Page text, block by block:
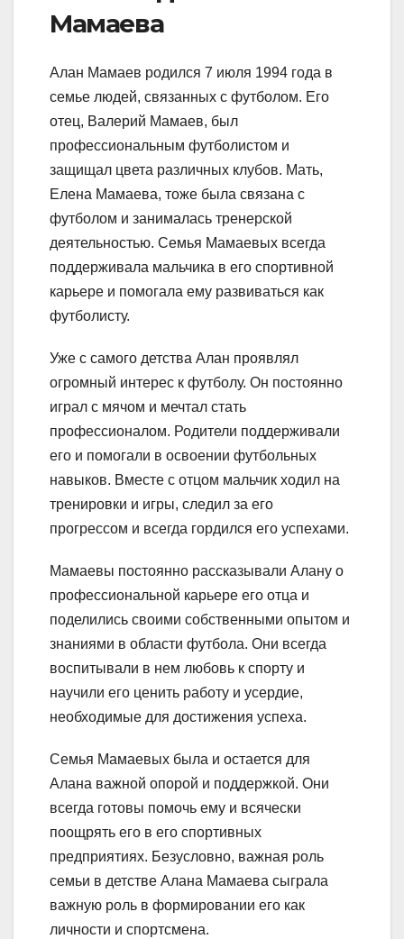
Мамаева
Алан Мамаев родился 7 июля 1994 года в
семье людей, связанных с футболом. Его
отец, Валерий Мамаев, был
профессиональным футболистом и
защищал цвета различных клубов. Мать,
Елена Мамаева, тоже была связана с
футболом и занималась тренерской
деятельностью. Семья Мамаевых всегда
поддерживала мальчика в его спортивной
карьере и помогала ему развиваться как
футболисту.
Уже с самого детства Алан проявлял
огромный интерес к футболу. Он постоянно
играл с мячом и мечтал стать
профессионалом. Родители поддерживали
его и помогали в освоении футбольных
навыков. Вместе с отцом мальчик ходил на
тренировки и игры, следил за его
прогрессом и всегда гордился его успехами.
Мамаевы постоянно рассказывали Алану о
профессиональной карьере его отца и
поделились своими собственными опытом и
знаниями в области футбола. Они всегда
воспитывали в нем любовь к спорту и
научили его ценить работу и усердие,
необходимые для достижения успеха.
Семья Мамаевых была и остается для
Алана важной опорой и поддержкой. Они
всегда готовы помочь ему и всячески
поощрять его в его спортивных
предприятиях. Безусловно, важная роль
семьи в детстве Алана Мамаева сыграла
важную роль в формировании его как
личности и спортсмена.